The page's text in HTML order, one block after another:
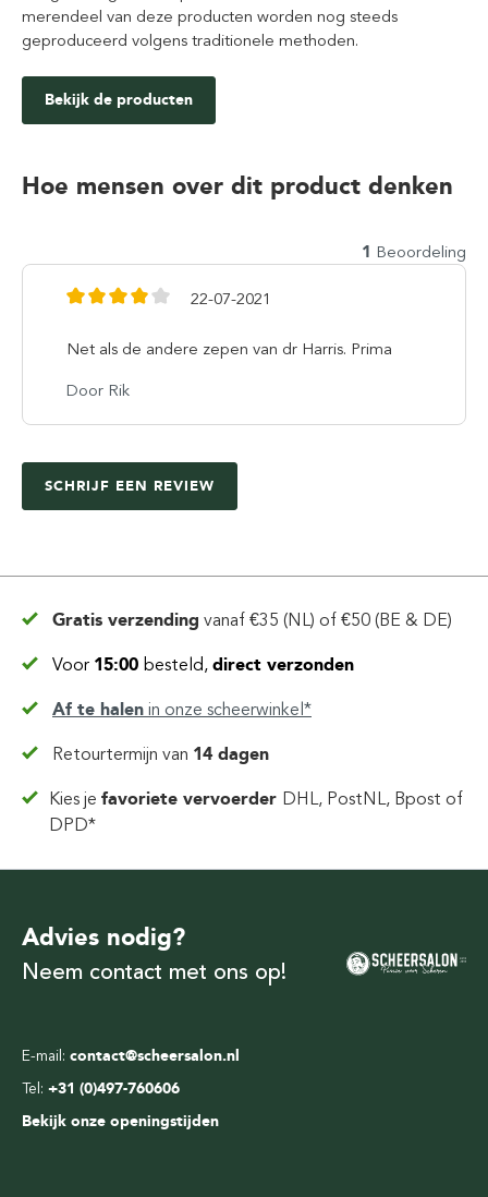
merendeel van deze producten worden nog steeds
geproduceerd volgens traditionele methoden.
Bekijk de producten
Hoe mensen over dit product denken
1 Beoordeling
22-07-2021
Net als de andere zepen van dr Harris. Prima
Door Rik
SCHRIJF EEN REVIEW
Gratis verzending vanaf €35 (NL) of €50 (BE & DE)
Voor 15:00 besteld, direct verzonden
Af te halen in onze scheerwinkel*
Retourtermijn van 14 dagen
Kies jefavoriete vervoerder DHL, PostNL, Bpost of
DPD*
E-mail: contact@scheersalon.nl
Tel: +31 (0)497-760606
Bekijk onze openingstijden
Advies nodig?
Neem contact met ons op!